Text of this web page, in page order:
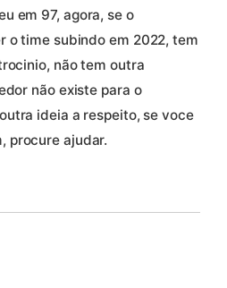
em 97, agora, se o
o time subindo em 2022, tem
não tem outra
não existe para o
ideia a respeito, se voce
procure ajudar.